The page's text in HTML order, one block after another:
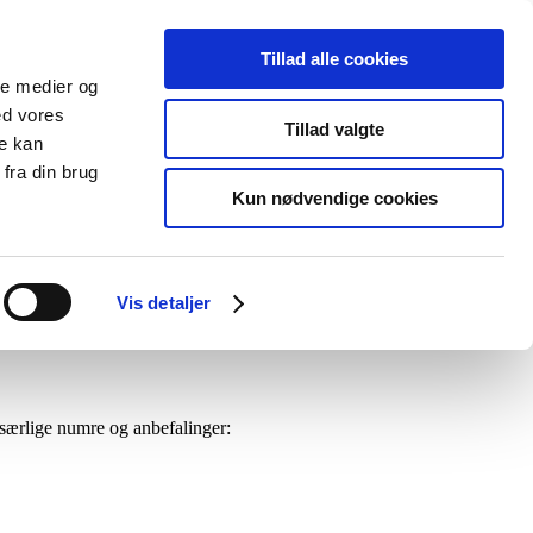
medier og
vores
kan
din brug
Vis detaljer
Tillad alle cookies
Tillad valgte
Kun nødvendige cookies
numre og anbefalinger: